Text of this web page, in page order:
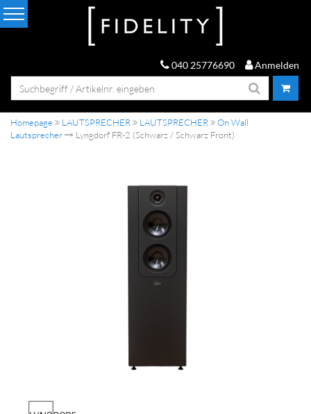
040 25776690 Anmelden
Homepage LAUTSPRECHER LAUTSPRECHER
On Wall
Lautsprecher
Lyngdorf FR-2 (Schwarz / Schwarz Front)